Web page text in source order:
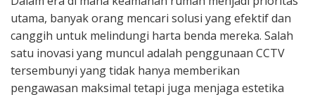
utama, banyak orang mencari solusi yang efektif dan
canggih untuk melindungi harta benda mereka. Salah
satu inovasi yang muncul adalah penggunaan CCTV
tersembunyi yang tidak hanya memberikan
pengawasan maksimal tetapi juga menjaga estetika